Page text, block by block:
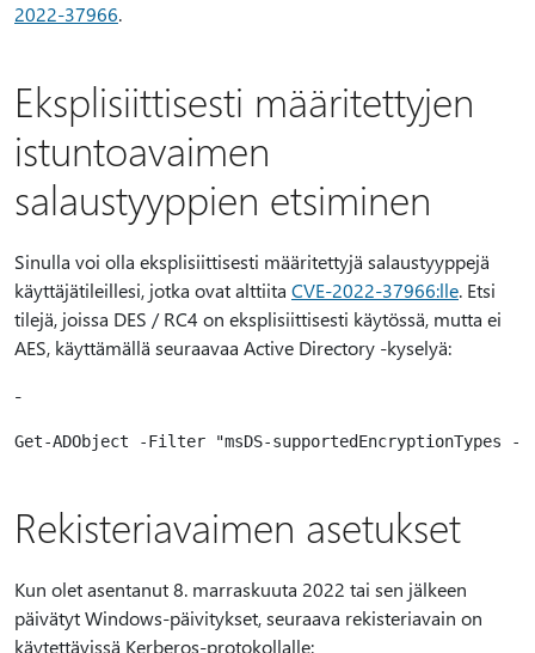
2022-37966.
Eksplisiittisesti määritettyjen
istuntoavaimen
salaustyyppien etsiminen
Sinulla voi olla eksplisiittisesti määritettyjä salaustyyppejä
käyttäjätileillesi, jotka ovat alttiita CVE-2022-37966:lle. Etsi
tilejä, joissa DES / RC4 on eksplisiittisesti käytössä, mutta ei
AES, käyttämällä seuraavaa Active Directory -kyselyä:
-
Rekisteriavaimen asetukset
Kun olet asentanut 8. marraskuuta 2022 tai sen jälkeen
päivätyt Windows-päivitykset, seuraava rekisteriavain on
käytettävissä Kerberos-protokollalle: